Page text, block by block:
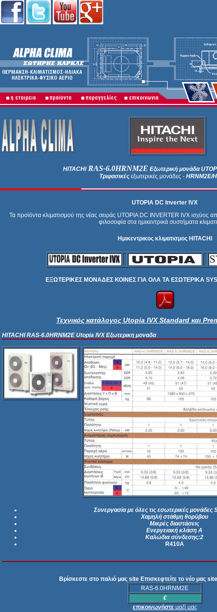
HITACHIRAS-6.0HRNM2E Εξωτερική μονάδα
Τριφασικές εξωτερικές μονάδες - HRNM2E/
UTOPIA DC Inverter IVX
Τα προϊόντα κλιματισμού της νέας σειράς UTOPIA DC INVERTER IVX ισχύος
φιλοσοφία στα ημικεντρικά συστήματα
Ημικεντρικος κλιματισμος HITACHI
ΕΞΩΤΕΡΙΚΕΣ ΜΟΝΑΔΕΣ ΚΟΙΝΕΣ ΓΙΑ ΟΛΑ ΤΑ ΕΣΩΤΕΡΙΚΑ
Τεχνικός κατάλογος Utopia IVX Standard και
HITACHI RAS-6.0HRNM2E Utopia IVX Εξωτερικη μοναδα
Συνεργασία με όλες τις εσωτερικές μονάδες
Χαμηλή στάθμη θορύβου
Μικρές διαστάσεις
Ενεργειακή κλάση A
Καλώδια σύνδεσης:2
R410A
Βρίσκεστε στο παλιό μας site Επισκεφτείτε το νέο μας
RAS-6.0HRNM2E
€
επικοινωνήστε μαζί μας